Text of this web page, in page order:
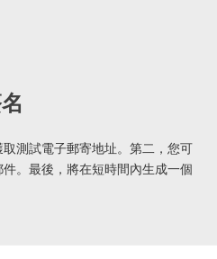
測試電子郵寄地址。第二，您可
。最後，將在短時間內生成一個